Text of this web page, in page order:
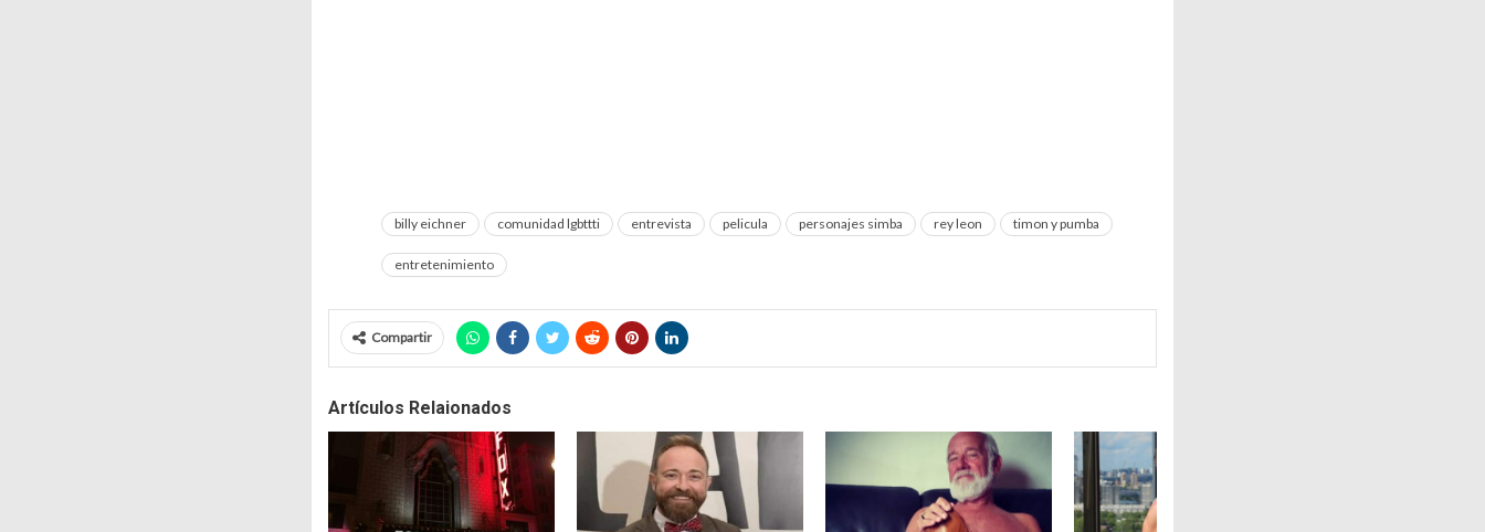
billy eichner comunidad lgbttti entrevista pelicula personajes simba rey leon timon y pumba
entretenimiento
Compartir
Artículos Relaionados